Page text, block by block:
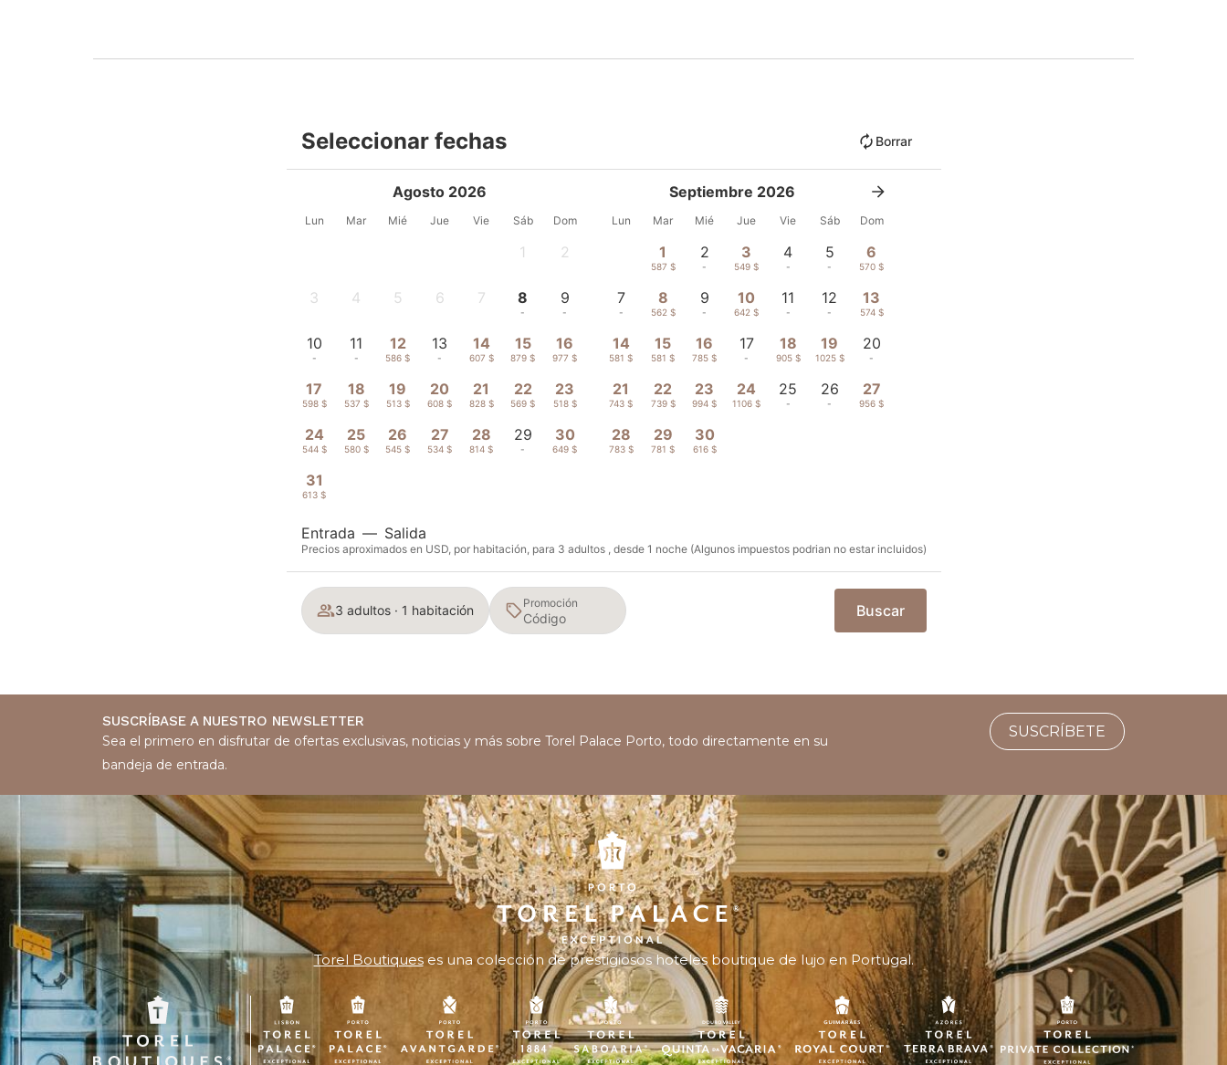
Seleccionar fechas Borrar
Agosto 2026
Lun Mar Mié Jue Vie Sáb Dom
1 2
3 4 5 6 7 8
-
9
-
10
-
11
-
12
586 $
13
-
14
607 $
15
879 $
16
977 $
17
598 $
18
537 $
19
513 $
20
608 $
21
828 $
22
569 $
23
518 $
24
544 $
25
580 $
26
545 $
27
534 $
28
814 $
29
-
30
649 $
31
613 $
Septiembre 2026
Lun Mar Mié Jue Vie Sáb Dom
1
587 $
2
-
3
549 $
4
-
5
-
6
570 $
7
-
8
562 $
9
-
10
642 $
11
-
12
-
13
574 $
14
581 $
15
581 $
16
785 $
17
-
18
905 $
19
1025 $
20
-
21
743 $
22
739 $
23
994 $
24
1106 $
25
-
26
-
27
956 $
28
783 $
29
781 $
30
616 $
Entrada — Salida
Precios aproximados en USD, por habitación, para 3 adultos , desde 1 noche (Algunos impuestos podrian no estar incluidos)
3 adultos · 1 habitación Promoción Buscar
SUSCRÍBASE A NUESTRO NEWSLETTER
Sea el primero en disfrutar de ofertas exclusivas, noticias y más sobre Torel Palace Porto, todo directamente en su
bandeja de entrada.
SUSCRÍBETE
Torel Boutiqueses una colección de prestigiosos hoteles boutique de lujo en Portugal.